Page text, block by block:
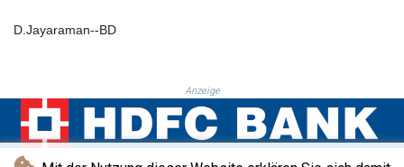
JMD 183.531544
JOD 0.819316
JPY 182.269373
KES 149.514917
KGS 101.051106
D.Jayaraman--BD
Anzeige